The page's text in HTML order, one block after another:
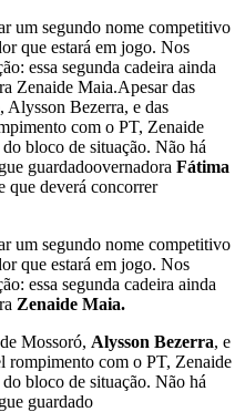
um segundo nome competitivo
que estará em jogo. Nos
essa segunda cadeira ainda
Zenaide Maia.Apesar das
Alysson Bezerra, e das
com o PT, Zenaide
bloco de situação. Não há
guardadoovernadora Fátima
que deverá concorrer
um segundo nome competitivo
que estará em jogo. Nos
essa segunda cadeira ainda
Zenaide Maia.
Mossoró, Alysson Bezerra, e
rompimento com o PT, Zenaide
bloco de situação. Não há
guardado